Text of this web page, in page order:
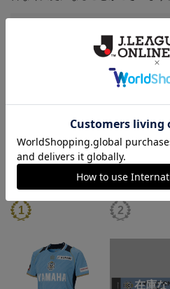
決済について
ギフト対応について